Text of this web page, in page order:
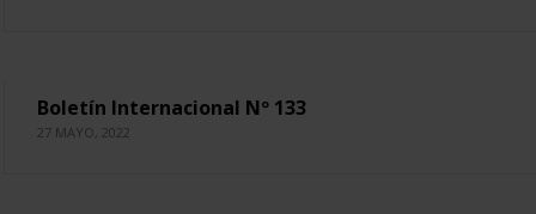
Boletín Internacional Nº 133
27 MAYO, 2022